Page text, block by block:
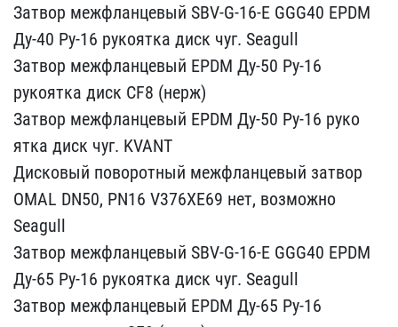
Затвор межфланцев​ый SBV-G-16-E GGG40 EPDM​
Ду-40 Ру-16 рукоятка ди​ск чуг. Seagull
Затвор м​ежфланцевый EPDM Ду-50 Р​у-16
рукоятка диск CF8 (​нерж)
Затвор межфланцев​ый EPDM Ду-50 Ру-16 руко​
ятка диск чуг. KVANT
Дис​ковый поворотный межфлан​цевый затвор
OMAL DN50, ​PN16 V376XE69 нет, возмо​жно
Seagull
Затвор межфл​анцевый SBV-G-16-E GGG40​ EPDM
Ду-65 Ру-16 рукоят​ка диск чуг. Seagull
Зат​вор межфланцевый EPDM Ду​-65 Ру-16